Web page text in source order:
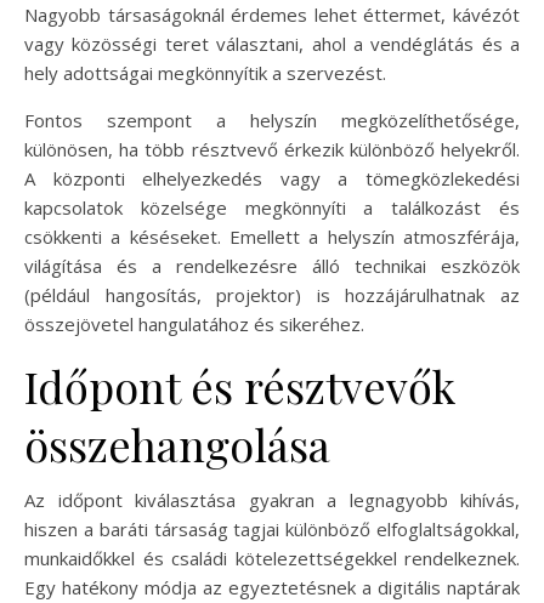
Nagyobb társaságoknál érdemes lehet éttermet, kávézót
vagy közösségi teret választani, ahol a vendéglátás és a
hely adottságai megkönnyítik a szervezést.
Fontos szempont a helyszín megközelíthetősége,
különösen, ha több résztvevő érkezik különböző helyekről.
A központi elhelyezkedés vagy a tömegközlekedési
kapcsolatok közelsége megkönnyíti a találkozást és
csökkenti a késéseket. Emellett a helyszín atmoszférája,
világítása és a rendelkezésre álló technikai eszközök
(például hangosítás, projektor) is hozzájárulhatnak az
összejövetel hangulatához és sikeréhez.
Időpont és résztvevők
összehangolása
Az időpont kiválasztása gyakran a legnagyobb kihívás,
hiszen a baráti társaság tagjai különböző elfoglaltságokkal,
munkaidőkkel és családi kötelezettségekkel rendelkeznek.
Egy hatékony módja az egyeztetésnek a digitális naptárak